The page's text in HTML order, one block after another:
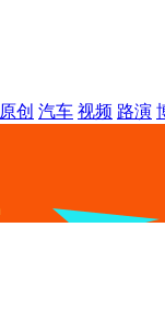
原创 汽车 视频 路演